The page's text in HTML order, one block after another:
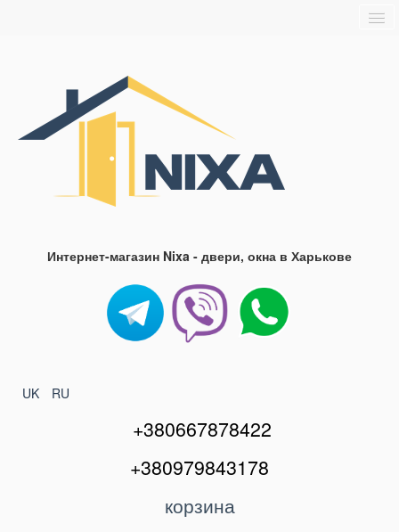
Контакты
Интернет-магазин Nixa - двери, окна в Харькове
UK RU
+380667878422
+380979843178
корзина